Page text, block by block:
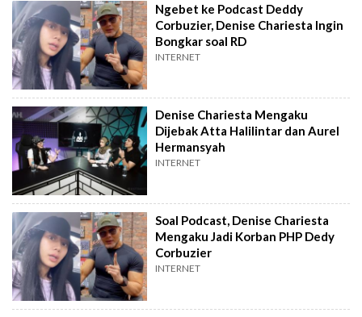
Ngebet ke Podcast Deddy
Corbuzier, Denise Chariesta Ingin
Bongkar soal RD
INTERNET
Denise Chariesta Mengaku
Dijebak Atta Halilintar dan Aurel
Hermansyah
INTERNET
Soal Podcast, Denise Chariesta
Mengaku Jadi Korban PHP Dedy
Corbuzier
INTERNET